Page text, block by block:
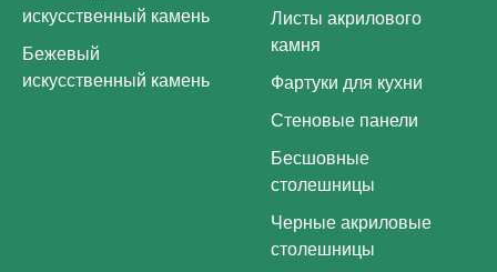
искусственный камень
Бежевый
искусственный камень
Листы акрилового
камня
Фартуки для кухни
Стеновые панели
Бесшовные
столешницы
Черные акриловые
столешницы